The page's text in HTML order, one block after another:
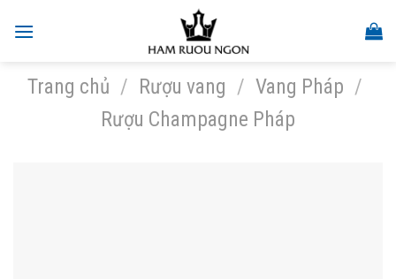
Trang chủ / Rượu vang / Vang Pháp /
Rượu Champagne Pháp